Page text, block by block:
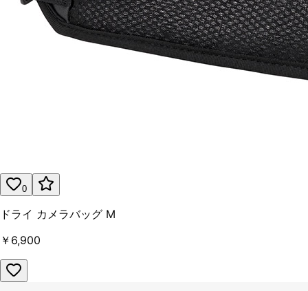
0
ドライ カメラバッグ M
￥6,900